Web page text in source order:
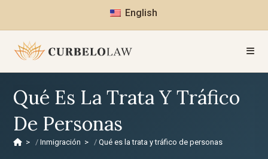
English
Qué Es La Trata Y Tráfico
De Personas
> Inmigración > Qué es la trata y tráfico de personas